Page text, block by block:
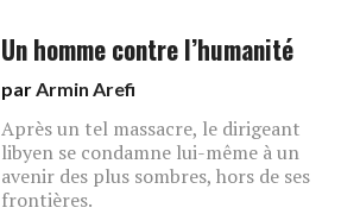
Un homme contre l’humanité
parArmin Arefi
Après un tel massacre, le dirigeant
libyen se condamne lui-même à un
avenir des plus sombres, hors de ses
frontières.